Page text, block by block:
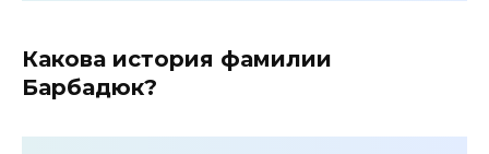
Какова история фамилии
Барбадюк?